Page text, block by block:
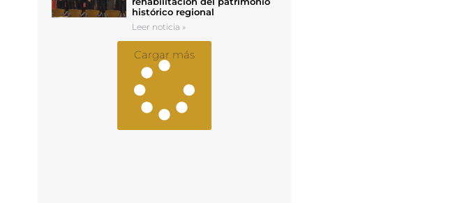
histórico regional
Leer noticia »
Cargar más